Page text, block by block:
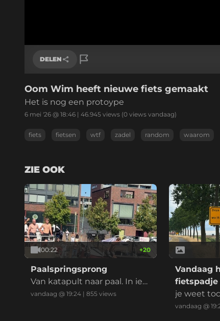
DELEN
Link kopiëren
Oom Wim heeft nieuwe fiets gemaakt
Het is nog een protoype
6 mei '26 @ 18:46 | 46.945 views (0 views vandaag)
fiets fietsen wtf zadel random waarom
ZIE OOK
00:22 +20
Paalspringsprong
Van katapult naar paal. In ied
er geval geen knie in het gez
vandaag @ 19:24 | 855 views
Vandaag
fietspadje
je weet
vandaag @